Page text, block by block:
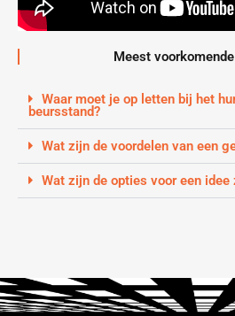
Meest
Waar moet je op letten bij het
beursstand?
Wat zijn de voordelen van een
Wat zijn de opties voor een idee